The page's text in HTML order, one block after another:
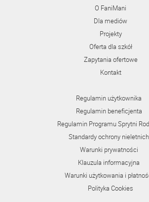
O FaniMani
Dla mediów
Projekty
Oferta dla szkół
Zapytania ofertowe
Kontakt
Regulamin użytkownika
Regulamin beneficjenta
Regulamin Programu Sprytni
Standardy ochrony nieletnich
Warunki prywatności
Klauzula informacyjna
Warunki użytkowania i
Polityka Cookies